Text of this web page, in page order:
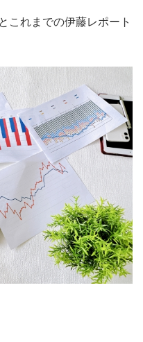
これまでの伊藤レポート